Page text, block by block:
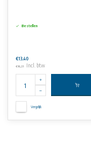
Bestellen
€13,40
€16,21 Incl. btw
Vergelijk